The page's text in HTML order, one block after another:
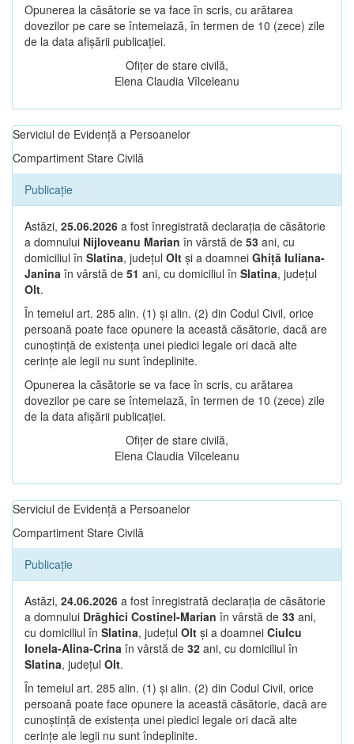
Opunerea la căsătorie se va face în scris, cu arătarea
dovezilor pe care se întemeiază, în termen de 10 (zece) zile
de la data afișării publicației.
Ofițer de stare civilă,
Elena Claudia Vîlceleanu
Serviciul de Evidență a Persoanelor
Compartiment Stare Civilă
Publicație
Astăzi, 25.06.2026 a fost înregistrată declarația de căsătorie
a domnului Nijloveanu Marian în vârstă de 53 ani, cu
domiciliul în Slatina, județul Olt și a doamnei Ghiță Iuliana-
Janina în vârstă de 51 ani, cu domiciliul în Slatina, județul
Olt.
În temeiul art. 285 alin. (1) și alin. (2) din Codul Civil, orice
persoană poate face opunere la această căsătorie, dacă are
cunoștință de existența unei piedici legale ori dacă alte
cerințe ale legii nu sunt îndeplinite.
Opunerea la căsătorie se va face în scris, cu arătarea
dovezilor pe care se întemeiază, în termen de 10 (zece) zile
de la data afișării publicației.
Ofițer de stare civilă,
Elena Claudia Vîlceleanu
Serviciul de Evidență a Persoanelor
Compartiment Stare Civilă
Publicație
Astăzi, 24.06.2026 a fost înregistrată declarația de căsătorie
a domnului Drăghici Costinel-Marian în vârstă de 33 ani,
cu domiciliul în Slatina, județul Olt și a doamnei Ciulcu
Ionela-Alina-Crina în vârstă de 32 ani, cu domiciliul în
Slatina, județul Olt.
În temeiul art. 285 alin. (1) și alin. (2) din Codul Civil, orice
persoană poate face opunere la această căsătorie, dacă are
cunoștință de existența unei piedici legale ori dacă alte
cerințe ale legii nu sunt îndeplinite.